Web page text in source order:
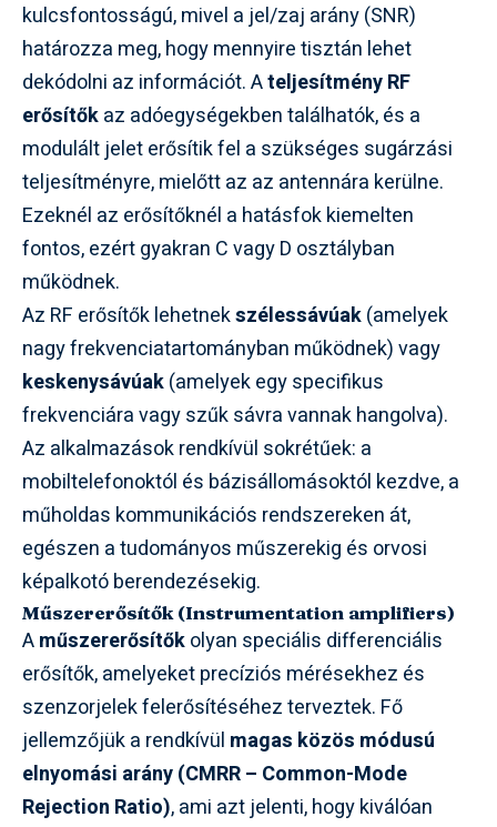
kulcsfontosságú, mivel a jel/zaj arány (SNR)
határozza meg, hogy mennyire tisztán lehet
dekódolni az információt. Ateljesítmény RF
erősítőkaz adóegységekben találhatók, és a
modulált jelet erősítik fel a szükséges sugárzási
teljesítményre, mielőtt az az antennára kerülne.
Ezeknél az erősítőknél a hatásfok kiemelten
fontos, ezért gyakran C vagy D osztályban
működnek.
Az RF erősítők lehetnekszélessávúak(amelyek
nagy frekvenciatartományban működnek) vagy
keskenysávúak(amelyek egy specifikus
frekvenciára vagy szűk sávra vannak hangolva).
Az alkalmazások rendkívül sokrétűek: a
mobiltelefonoktól és bázisállomásoktól kezdve, a
műholdas kommunikációs rendszereken át,
egészen a tudományos műszerekig és orvosi
képalkotó berendezésekig.
Műszererősítők (Instrumentation amplifiers)
Aműszererősítőkolyan speciális differenciális
erősítők, amelyeket precíziós mérésekhez és
szenzorjelek felerősítéséhez terveztek. Fő
jellemzőjük a rendkívül magas közös módusú
elnyomási arány (CMRR – Common-Mode
Rejection Ratio), ami azt jelenti, hogy kiválóan